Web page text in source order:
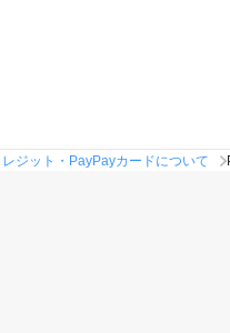
ジット・PayPayカードについて